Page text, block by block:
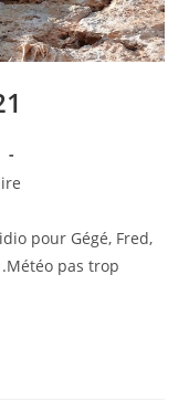
pour Gégé, Fred,
pas trop